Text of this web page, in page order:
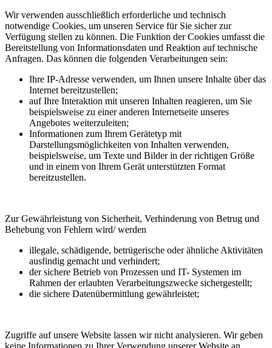
Wir verwenden ausschließlich erforderliche und technisch
notwendige Cookies, um unseren Service für Sie sicher zur
Verfügung stellen zu können. Die Funktion der Cookies umfasst die
Bereitstellung von Informationsdaten und Reaktion auf technische
Anfragen. Das können die folgenden Verarbeitungen sein:
Ihre IP-Adresse verwenden, um Ihnen unsere Inhalte über das
Internet bereitzustellen;
auf Ihre Interaktion mit unseren Inhalten reagieren, um Sie
beispielsweise zu einer anderen Internetseite unseres
Angebotes weiterzuleiten;
Informationen zum Ihrem Gerätetyp mit
Darstellungsmöglichkeiten von Inhalten verwenden,
beispielsweise, um Texte und Bilder in der richtigen Größe
und in einem von Ihrem Gerät unterstützten Format
bereitzustellen.
Zur Gewährleistung von Sicherheit, Verhinderung von Betrug und
Behebung von Fehlern wird/ werden
illegale, schädigende, betrügerische oder ähnliche Aktivitäten
ausfindig gemacht und verhindert;
der sichere Betrieb von Prozessen und IT- Systemen im
Rahmen der erlaubten Verarbeitungszwecke sichergestellt;
die sichere Datenübermittlung gewährleistet;
Zugriffe auf unsere Website lassen wir nicht analysieren. Wir geben
keine Informationen zu Ihrer Verwendung unserer Website an